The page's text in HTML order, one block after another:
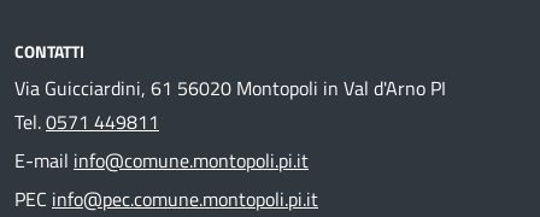
CONTATTI
Via Guicciardini, 61 56020 Montopoli in Val d'Arno PI
Tel.0571 449811
E-mail info@comune.montopoli.pi.it
PEC info@pec.comune.montopoli.pi.it